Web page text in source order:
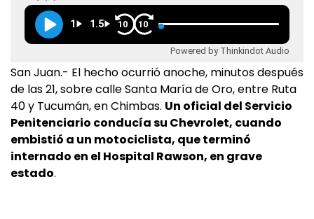
1 1.5 10 10
Powered by Thinkindot Audio
San Juan.- El hecho ocurrió anoche, minutos después
de las 21, sobre calle Santa María de Oro, entre Ruta
40 y Tucumán, en Chimbas. Un oficial del Servicio
Penitenciario conducía su Chevrolet, cuando
embistió a un motociclista, que terminó
internado en el Hospital Rawson, en grave
estado.